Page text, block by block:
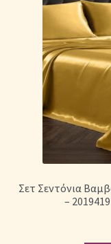
Σετ Σεντόνια
–